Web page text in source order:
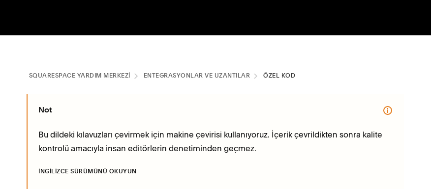
SQUARESPACE YARDIM MERKEZI ENTEGRASYONLAR VE UZANTILAR ÖZEL KOD
Not
Bu dildeki kılavuzları çevirmek için makine çevirisi kullanıyoruz. İçerik çevrildikten sonra kalite
kontrolü amacıyla insan editörlerin denetiminden geçmez.
İNGILIZCE SÜRÜMÜNÜ OKUYUN